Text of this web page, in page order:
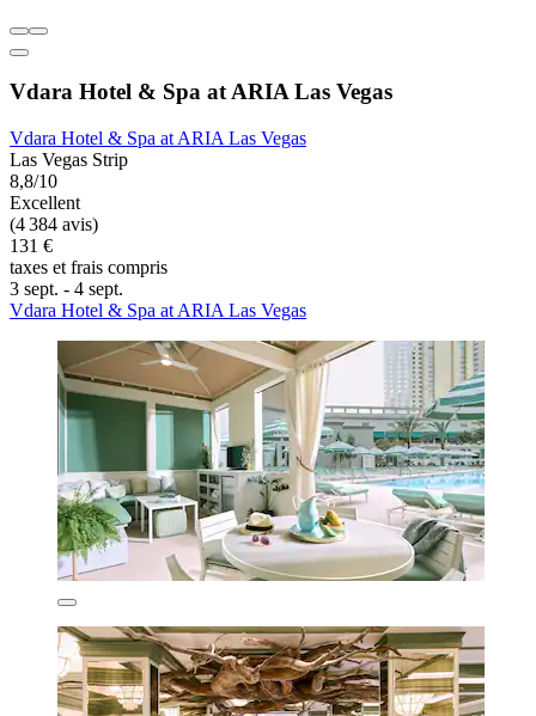
Vdara Hotel & Spa at ARIA Las Vegas
Vdara Hotel & Spa at ARIA Las Vegas
Las Vegas Strip
8,8/10
Excellent
(4 384 avis)
131 €
taxes et frais compris
3 sept. - 4 sept.
Vdara Hotel & Spa at ARIA Las Vegas